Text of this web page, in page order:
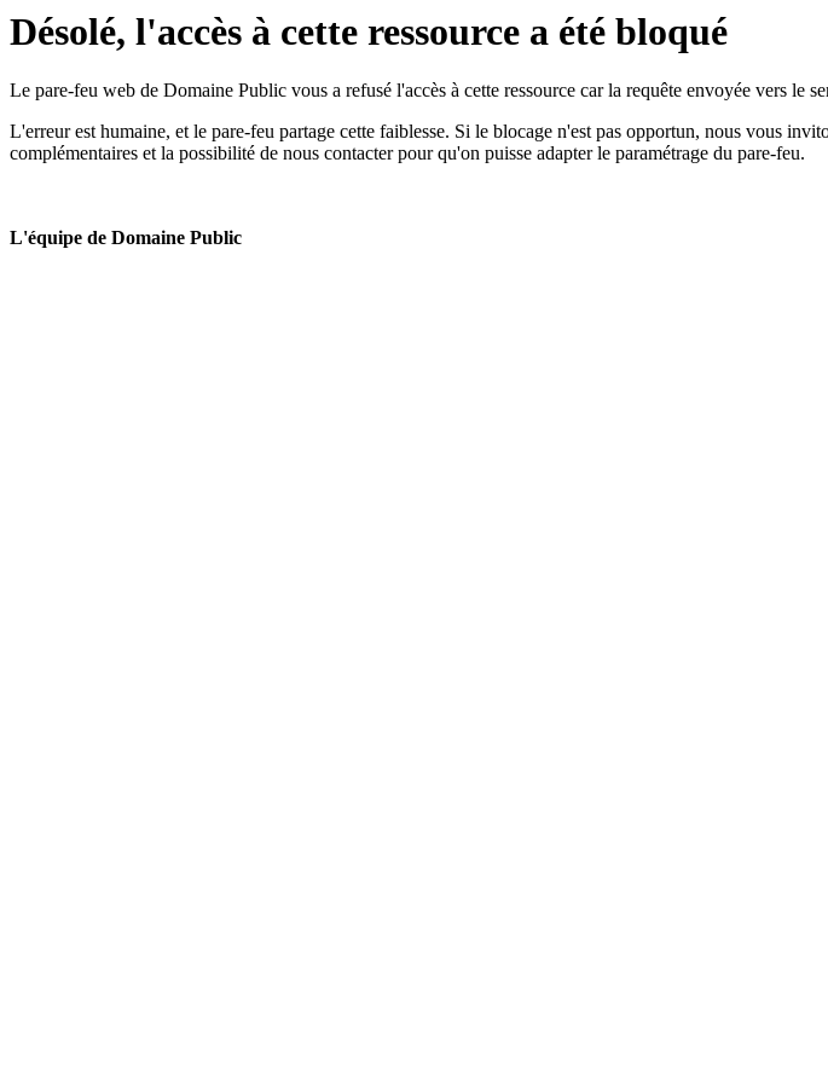
Désolé, l'accès à cette ressource a été bloqué
Le pare-feu web de Domaine Public vous a refusé l'accès à cette ressource car la requête envoyée vers le
L'erreur est humaine, et le pare-feu partage cette faiblesse. Si le blocage n'est pas opportun, nous vous
complémentaires et la possibilité de nous contacter pour qu'on puisse adapter le paramétrage du pare-feu.
L'équipe de Domaine Public